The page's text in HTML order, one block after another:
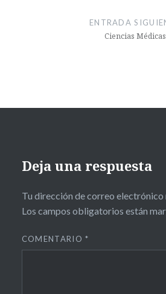
ENTRADA
Ciencias Médicas
Deja una respuesta
Tu dirección de correo electrónico
Los campos obligatorios están
COMENTARIO*